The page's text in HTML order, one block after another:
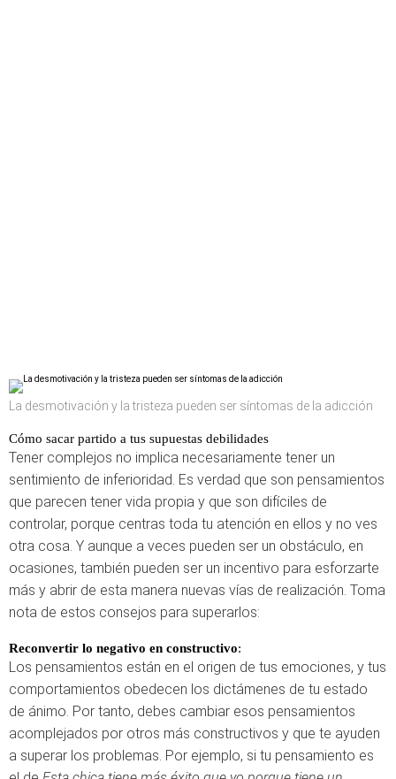
La desmotivación y la tristeza pueden ser síntomas de la adicción
Cómo sacar partido a tus supuestas debilidades
Tener complejos no implica necesariamente tener un
sentimiento de inferioridad. Es verdad que son pensamientos
que parecen tener vida propia y que son difíciles de
controlar, porque centras toda tu atención en ellos y no ves
otra cosa. Y aunque a veces pueden ser un obstáculo, en
ocasiones, también pueden ser un incentivo para esforzarte
más y abrir de esta manera nuevas vías de realización. Toma
nota de estos consejos para superarlos:
Reconvertir lo negativo en constructivo:
Los pensamientos están en el origen de tus emociones, y tus
comportamientos obedecen los dictámenes de tu estado
de ánimo. Por tanto, debes cambiar esos pensamientos
acomplejados por otros más constructivos y que te ayuden
a superar los problemas. Por ejemplo, si tu pensamiento es